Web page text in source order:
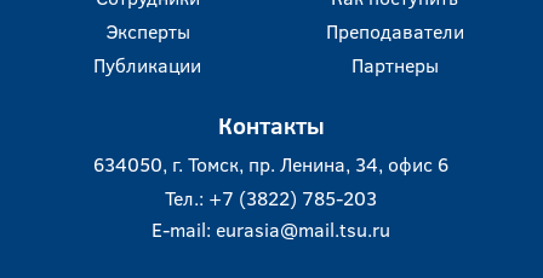
Эксперты
Публикации
Преподаватели
Партнеры
Контакты
634050, г. Томск, пр. Ленина, 34, офис 6
Тел.: +7 (3822) 785-203
E-mail: eurasia@mail.tsu.ru